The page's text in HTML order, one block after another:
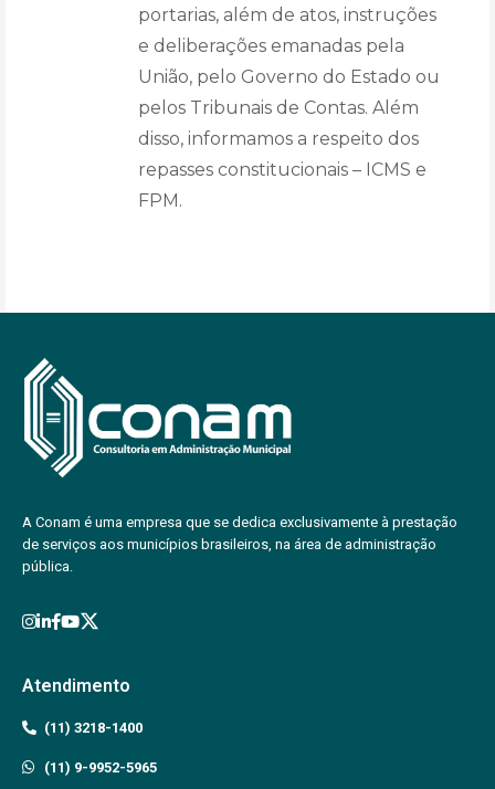
portarias, além de atos, instruções
e deliberações emanadas pela
União, pelo Governo do Estado ou
pelos Tribunais de Contas. Além
disso, informamos a respeito dos
repasses constitucionais – ICMS e
FPM.
A Conam é uma empresa que se dedica exclusivamente à prestação
de serviços aos municípios brasileiros, na área de administração
pública.
Atendimento
(11) 3218-1400
(11) 9-9952-5965